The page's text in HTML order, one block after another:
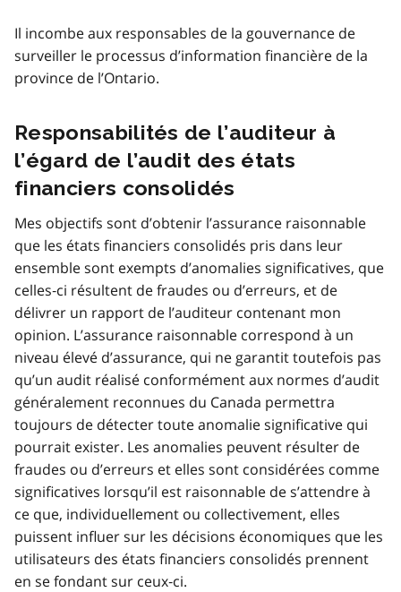
Il incombe aux responsables de la gouvernance de
surveiller le processus d’information financière de la
province de l’Ontario.
Responsabilités de l’auditeur à
l’égard de l’audit des états
financiers consolidés
Mes objectifs sont d’obtenir l’assurance raisonnable
que les états financiers consolidés pris dans leur
ensemble sont exempts d’anomalies significatives, que
celles‑ci résultent de fraudes ou d’erreurs, et de
délivrer un rapport de l’auditeur contenant mon
opinion. L’assurance raisonnable correspond à un
niveau élevé d’assurance, qui ne garantit toutefois pas
qu’un audit réalisé conformément aux normes d’audit
généralement reconnues du Canada permettra
toujours de détecter toute anomalie significative qui
pourrait exister. Les anomalies peuvent résulter de
fraudes ou d’erreurs et elles sont considérées comme
significatives lorsqu’il est raisonnable de s’attendre à
ce que, individuellement ou collectivement, elles
puissent influer sur les décisions économiques que les
utilisateurs des états financiers consolidés prennent
en se fondant sur ceux‑ci.